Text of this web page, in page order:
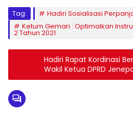
Tag:
Hadiri Sosialisasi
Ketum Gemari : Optimalkan
2 Tahun 2021
Hadiri Rapat Kordinasi
Wakil Ketua DPRD
ini